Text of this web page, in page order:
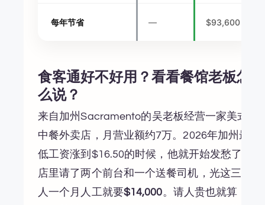
每年节省 — $93,600
食客通好不好用？看看餐馆老板怎
么说？
来自加州Sacramento的吴老板经营一家美式
中餐外卖店，月营业额约7万。2026年加州最
低工资涨到$16.50的时候，他就开始发愁了。
店里请了两个前台和一个送餐司机，光这三个
人一个月人工就要$14,000。请人贵也就算